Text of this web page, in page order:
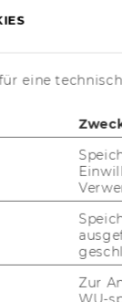
führ­te
eine
Zur